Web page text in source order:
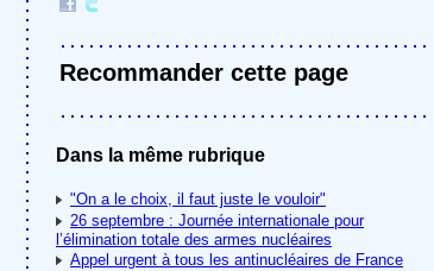
Recommander cette page
Dans la même rubrique
"On a le choix, il faut juste le vouloir"
26 septembre : Journée internationale pour
l’élimination totale des armes nucléaires
Appel urgent à tous les antinucléaires de France